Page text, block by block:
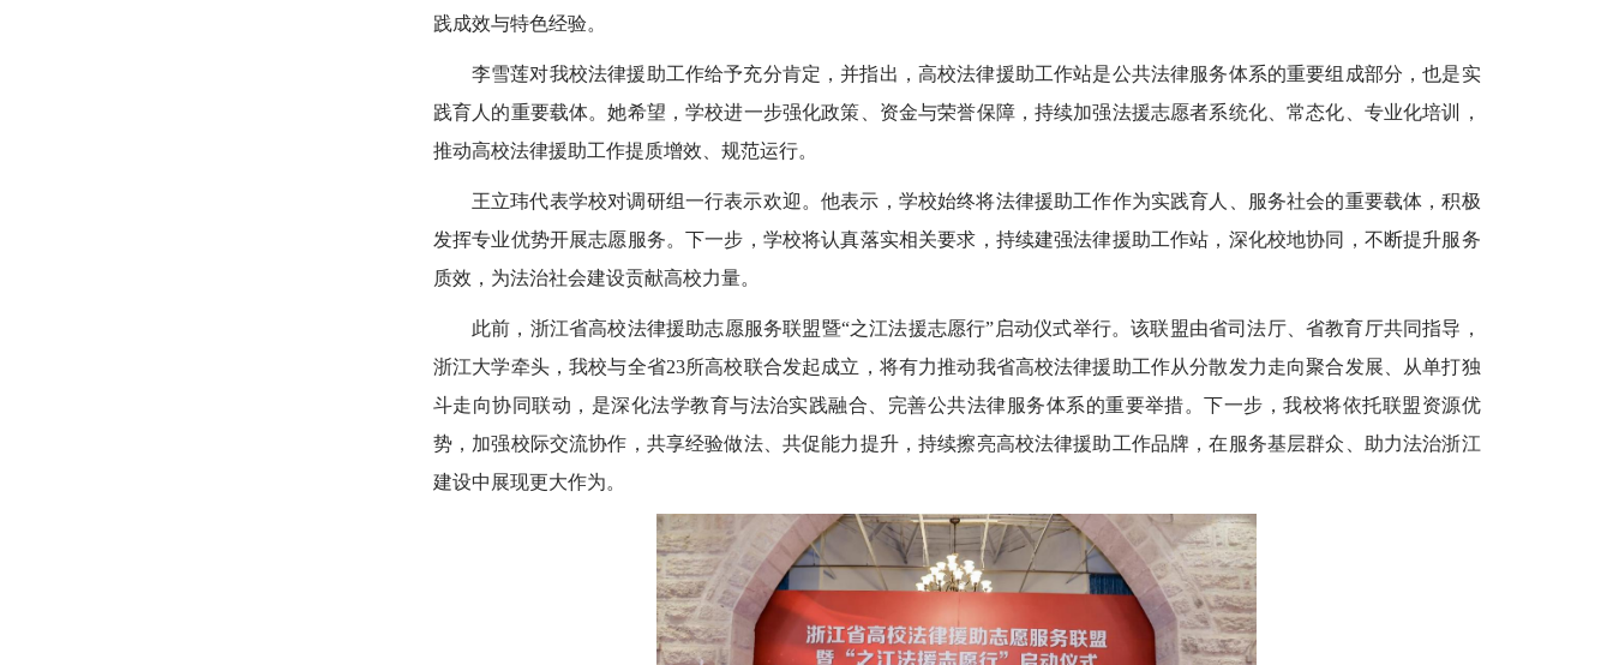
践成效与特色经验。
李雪莲对我校法律援助工作给予充分肯定，并指出，高校法律援助工作站是公共法律服务体系的重要组成部分，也是实
践育人的重要载体。她希望，学校进一步强化政策、资金与荣誉保障，持续加强法援志愿者系统化、常态化、专业化培训，
推动高校法律援助工作提质增效、规范运行。
王立玮代表学校对调研组一行表示欢迎。他表示，学校始终将法律援助工作作为实践育人、服务社会的重要载体，积极
发挥专业优势开展志愿服务。下一步，学校将认真落实相关要求，持续建强法律援助工作站，深化校地协同，不断提升服务
质效，为法治社会建设贡献高校力量。
此前，浙江省高校法律援助志愿服务联盟暨“之江法援志愿行”启动仪式举行。该联盟由省司法厅、省教育厅共同指导，
浙江大学牵头，我校与全省23所高校联合发起成立，将有力推动我省高校法律援助工作从分散发力走向聚合发展、从单打独
斗走向协同联动，是深化法学教育与法治实践融合、完善公共法律服务体系的重要举措。下一步，我校将依托联盟资源优
势，加强校际交流协作，共享经验做法、共促能力提升，持续擦亮高校法律援助工作品牌，在服务基层群众、助力法治浙江
建设中展现更大作为。